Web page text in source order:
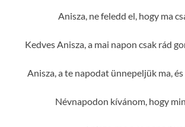
Anisza, ne feledd el, hogy ma
Kedves Anisza, a mai napon csak rád
Anisza, a te napodat ünnepeljük ma,
Névnapodon kívánom, hogy